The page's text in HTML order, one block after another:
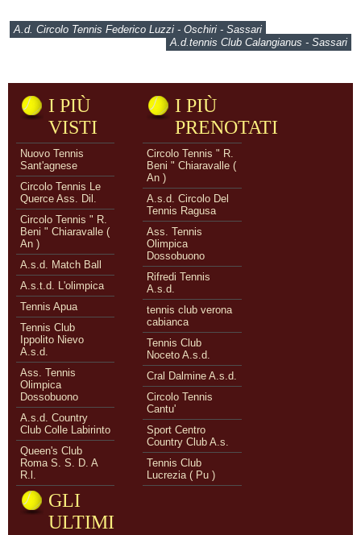
A.d. Circolo Tennis Federico Luzzi - Oschiri - Sassari
A.d.tennis Club Calangianus - Sassari
I PIÙ
VISTI
Nuovo Tennis
Sant'agnese
Circolo Tennis Le
Querce Ass. Dil.
Circolo Tennis " R.
Beni " Chiaravalle (
An )
A.s.d. Match Ball
A.s.t.d. L'olimpica
Tennis Apua
Tennis Club
Ippolito Nievo
A.s.d.
Ass. Tennis
Olimpica
Dossobuono
A.s.d. Country
Club Colle Labirinto
Queen's Club
Roma S. S. D. A
R.l.
I PIÙ
PRENOTATI
Circolo Tennis " R.
Beni " Chiaravalle (
An )
A.s.d. Circolo Del
Tennis Ragusa
Ass. Tennis
Olimpica
Dossobuono
Rifredi Tennis
A.s.d.
tennis club verona
cabianca
Tennis Club
Noceto A.s.d.
Cral Dalmine A.s.d.
Circolo Tennis
Cantu'
Sport Centro
Country Club A.s.
Tennis Club
Lucrezia ( Pu )
GLI
ULTIMI